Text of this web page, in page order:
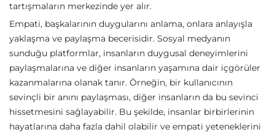
tartışmaların merkezinde yer alır.
Empati, başkalarının duygularını anlama, onlara anlayışla
yaklaşma ve paylaşma becerisidir. Sosyal medyanın
sunduğu platformlar, insanların duygusal deneyimlerini
paylaşmalarına ve diğer insanların yaşamına dair içgörüler
kazanmalarına olanak tanır. Örneğin, bir kullanıcının
sevinçli bir anını paylaşması, diğer insanların da bu sevinci
hissetmesini sağlayabilir. Bu şekilde, insanlar birbirlerinin
hayatlarına daha fazla dahil olabilir ve empati yeteneklerini